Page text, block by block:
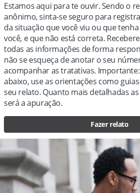
Estamos aqui para te ouvir. Sendo o
anônimo, sinta-se seguro para
da situação que você viu ou que
você, e que não está correta.
todas as informações de forma
não se esqueça de anotar o seu
acompanhar as tratativas.
abaixo, use as orientações como
seu relato. Quanto mais detalhadas
será a apuração.
Fazer relato